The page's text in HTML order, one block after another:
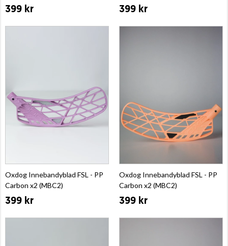
399 kr 399 kr
Oxdog Innebandyblad FSL - PP
Carbon x2 (MBC2)
399 kr
Oxdog Innebandyblad FSL - PP
Carbon x2 (MBC2)
399 kr